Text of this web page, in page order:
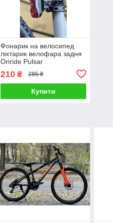
Фонарик на велосипед
ліхтарик велофара задня
Onride Pulsar
210₴ 285 ₴
Купити